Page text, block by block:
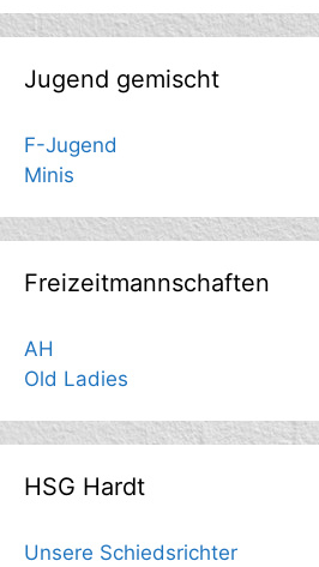
Jugend gemischt
F-Jugend
Minis
Freizeitmannschaften
AH
Old Ladies
HSG Hardt
Unsere Schiedsrichter